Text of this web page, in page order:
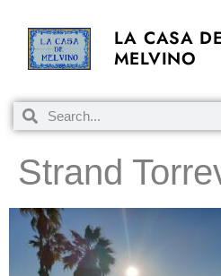
LA CASA DE
MELVINO
Strand